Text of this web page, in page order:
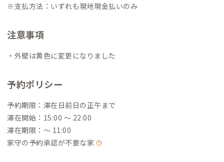
※支払方法：いずれも現地現金払いのみ
注意事項
・外壁は黄色に変更になりました
予約ポリシー
予約期限：滞在日前日の正午まで
滞在開始：15:00 〜 22:00
滞在期限：〜 11:00
家守の予約承認が不要な家